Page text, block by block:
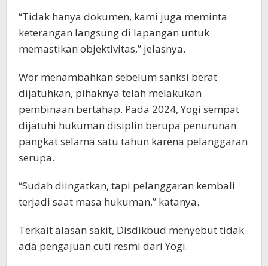
“Tidak hanya dokumen, kami juga meminta
keterangan langsung di lapangan untuk
memastikan objektivitas,” jelasnya.
Wor menambahkan sebelum sanksi berat
dijatuhkan, pihaknya telah melakukan
pembinaan bertahap. Pada 2024, Yogi sempat
dijatuhi hukuman disiplin berupa penurunan
pangkat selama satu tahun karena pelanggaran
serupa.
“Sudah diingatkan, tapi pelanggaran kembali
terjadi saat masa hukuman,” katanya.
Terkait alasan sakit, Disdikbud menyebut tidak
ada pengajuan cuti resmi dari Yogi.